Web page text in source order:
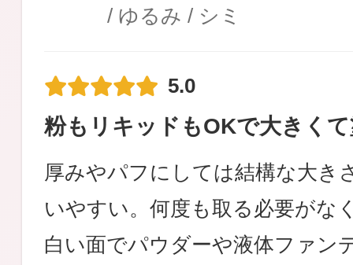
/ ゆるみ / シミ
5.0
粉もリキッドもOKで大きく
厚みやパフにしては結構な大き
いやすい。何度も取る必要がな
白い面でパウダーや液体ファン